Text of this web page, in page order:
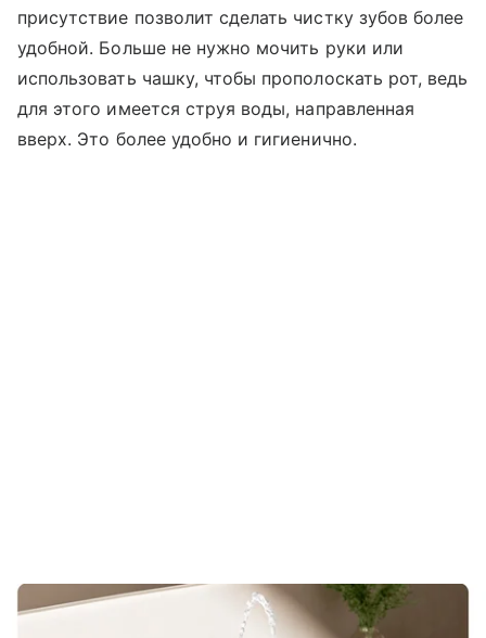
присутствие позволит сделать чистку зубов более
удобной. Больше не нужно мочить руки или
использовать чашку, чтобы прополоскать рот, ведь
для этого имеется струя воды, направленная
вверх. Это более удобно и гигиенично.